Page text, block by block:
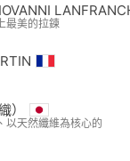
最美的拉鍊
）
以天然纖維為核心的